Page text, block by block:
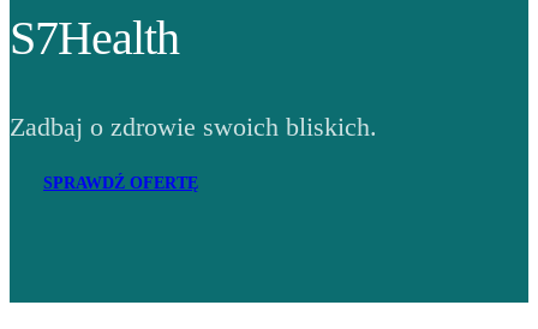
S7Health
Zadbaj o zdrowie swoich bliskich.
SPRAWDŹ OFERTĘ